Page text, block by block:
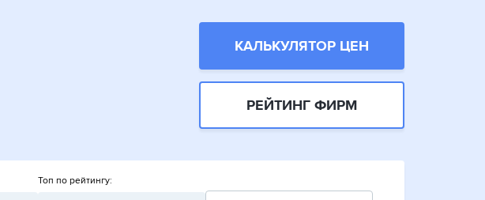
КАЛЬКУЛЯТОР ЦЕН
РЕЙТИНГ ФИРМ
Топ по рейтингу: